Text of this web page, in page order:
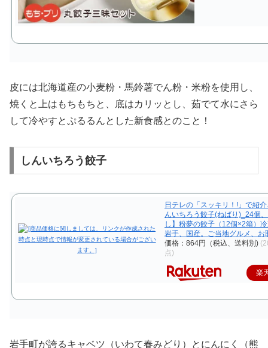
皮には北海道産の小麦粉・馬鈴薯でん粉・米粉を使用し、
焼くと上はもちもちと、底はカリッとし、茹でて水にさら
して冷やすとぷるるんとした新食感とのこと！
しんいちろう餃子
日テレの「スッキリ！!」で紹
んいちろう餃子(ねばり)_24個
し】粉夢の餃子（12個×2箱）
岩手、国産。ご当地グルメ、お
価格：864円（税込、送料別)
点)
楽
岩手町が誇るキャベツ（いわて春みどり）とにんにく（熊